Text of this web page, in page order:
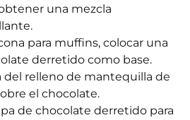
una mezcla
para muffins, colocar una
derretido como base.
del relleno de mantequilla de
el chocolate.
de chocolate derretido para